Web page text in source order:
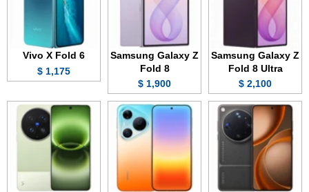
Samsung Galaxy Z
Fold 8 Ultra
2,100 $
Samsung Galaxy Z
Fold 8
1,900 $
Vivo X Fold 6
1,175 $